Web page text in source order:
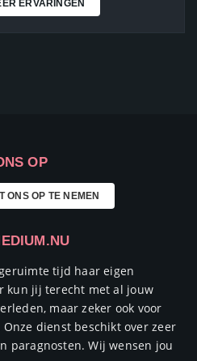
kun jij terecht met al jouw
maar zeker ook voor
dienst beschikt over zeer
paragnosten. Wij wensen jou